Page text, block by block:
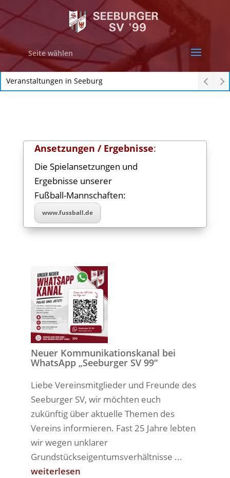
Seite wählen
Veranstaltungen in Seeburg
Ansetzungen / Ergebnisse:
Die Spielansetzungen und
Ergebnisse unserer
Fußball-Mannschaften:
www.fussball.de
Neuer Kommunikationskanal bei
WhatsApp „Seeburger SV 99“
Liebe Vereinsmitglieder und Freunde des
Seeburger SV, wir möchten euch
zukünftig über aktuelle Themen des
Vereins informieren. Fast 25 Jahre lebten
wir wegen unklarer
Grundstückseigentumsverhältnisse ...
weiterlesen